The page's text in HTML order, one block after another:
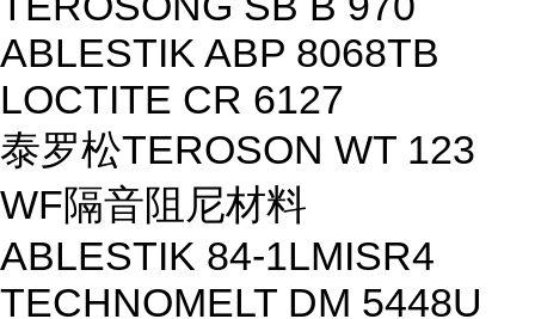
ABLESTIK ABP 8068TB
LOCTITE CR 6127
泰罗松TEROSON WT 123
WF隔音阻尼材料
ABLESTIK 84-1LMISR4
TECHNOMELT DM 5448U